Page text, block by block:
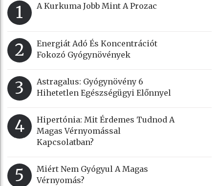
1 A Kurkuma Jobb Mint A Prozac
2
Energiát Adó És Koncentrációt
Fokozó Gyógynövények
3
Astragalus: Gyógynövény 6
Hihetetlen Egészségügyi Előnnyel
4
Hipertónia: Mit Érdemes Tudnod A
Magas Vérnyomással
Kapcsolatban?
5
Miért Nem Gyógyul A Magas
Vérnyomás?